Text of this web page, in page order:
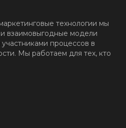
технологии мы
взаимовыгодные модели
процессов в
Мы работаем для тех, кто